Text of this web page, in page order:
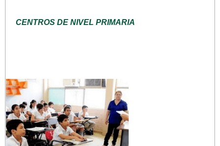
CENTROS DE NIVEL PRIMARIA